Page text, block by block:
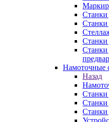
Станки
Станки
Станки
Станки
Намоточные
Назад
Станки
Станки
Станки